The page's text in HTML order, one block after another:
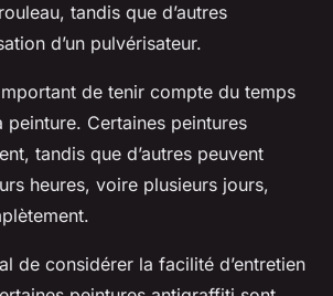
tandis que d’autres
d’un pulvérisateur.
de tenir compte du temps
peinture. Certaines peintures
tandis que d’autres peuvent
heures, voire plusieurs jours,
de considérer la facilité d’entretien